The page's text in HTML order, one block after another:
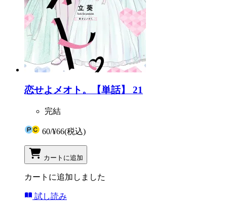
恋せよメオト。【単話】 21
完結
60/¥66(税込)
カートに追加
カートに追加しました
試し読み